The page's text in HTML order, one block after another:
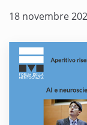
18 novembre